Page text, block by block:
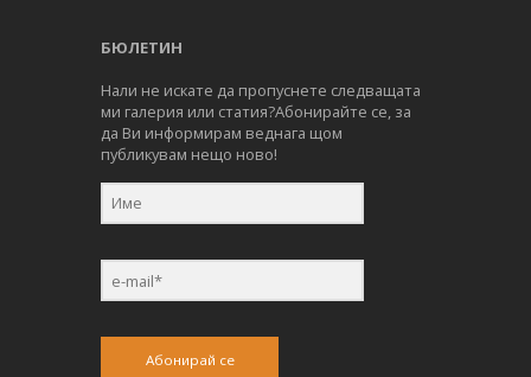
БЮЛЕТИН
Нали не искате да пропуснете следващата
ми галерия или статия?Абонирайте се, за
да Ви информирам веднага щом
публикувам нещо ново!
Абонирай се